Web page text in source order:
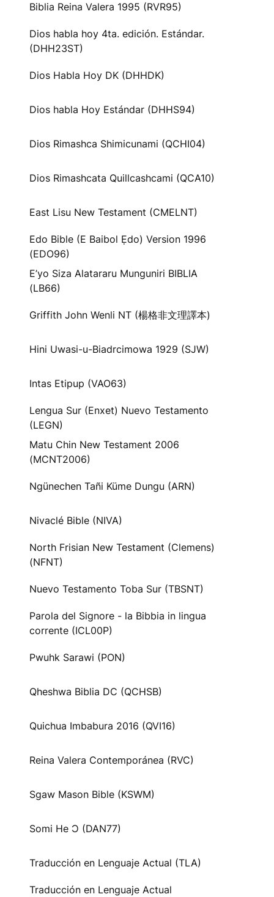
Biblia Reina Valera 1995 (RVR95)
Dios habla hoy 4ta. edición. Estándar.
(DHH23ST)
Dios Habla Hoy DK (DHHDK)
Dios habla Hoy Estándar (DHHS94)
Dios Rimashca Shimicunami (QCHI04)
Dios Rimashcata Quillcashcami (QCA10)
East Lisu New Testament (CMELNT)
Edo Bible (E Baibol Ẹdo) Version 1996
(EDO96)
E’yo Siza Alatararu Munguniri BIBLIA
(LB66)
Griffith John Wenli NT (楊格非文理譯本)
Hini Uwasi-u-Biadrcimowa 1929 (SJW)
Intas Etipup (VAO63)
Lengua Sur (Enxet) Nuevo Testamento
(LEGN)
Matu Chin New Testament 2006
(MCNT2006)
Ngünechen Tañi Küme Dungu (ARN)
Nivaclé Bible (NIVA)
North Frisian New Testament (Clemens)
(NFNT)
Nuevo Testamento Toba Sur (TBSNT)
Parola del Signore - la Bibbia in lingua
corrente (ICL00P)
Pwuhk Sarawi (PON)
Qheshwa Biblia DC (QCHSB)
Quichua Imbabura 2016 (QVI16)
Reina Valera Contemporánea (RVC)
Sgaw Mason Bible (KSWM)
Somi He Ɔ (DAN77)
Traducción en Lenguaje Actual (TLA)
Traducción en Lenguaje Actual